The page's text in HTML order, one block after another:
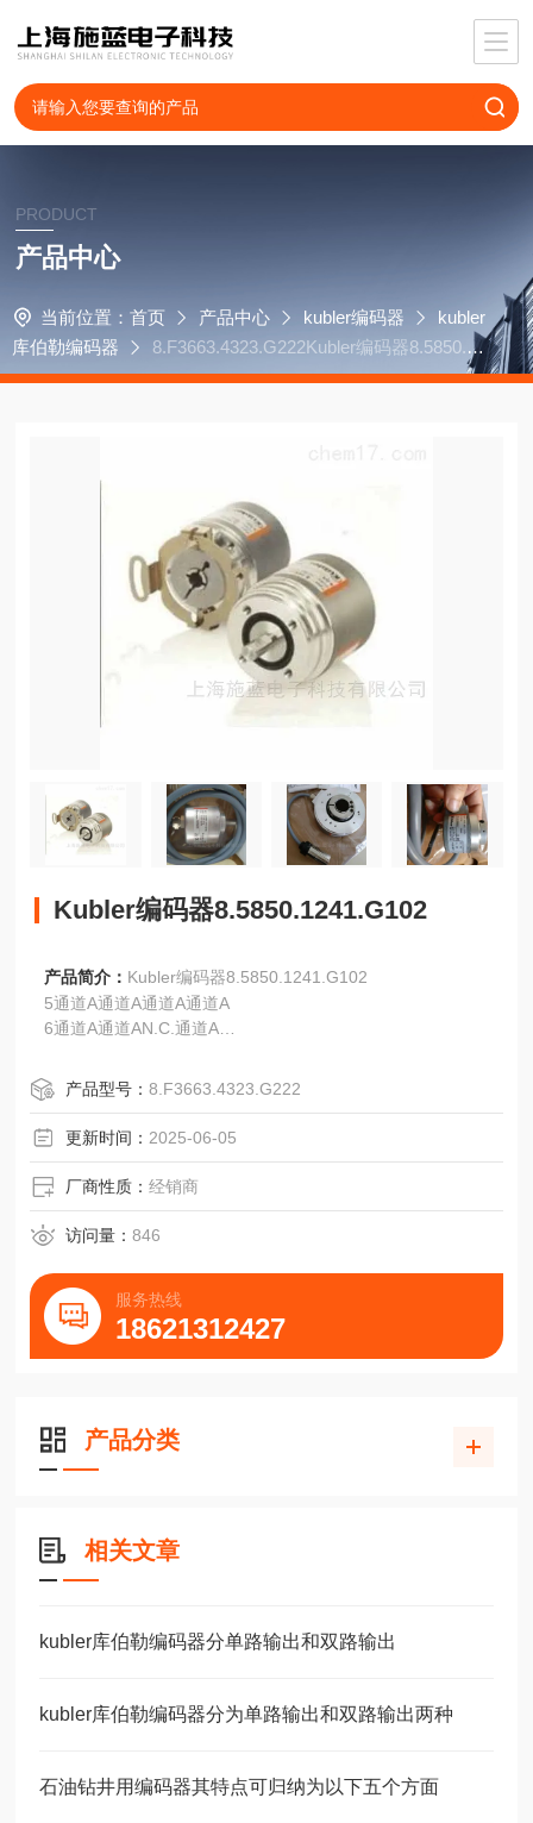
PRODUCT
产品中心
当前位置： 首页 产品中心 kubler编码器
kubler
库伯勒编码器
8.F3663.4323.G222Kubler编码器8.5850.12
41.G102
Kubler编码器8.5850.1241.G102
产品简介： Kubler编码器8.5850.1241.G102
5通道A通道A通道A通道A
6通道A通道AN.C.通道A
8通道B通道B通道B通道B
10GNDGNDGNDGND
11传感GNDN.C.N.C.N.C.
12直流5 V直流5/10 ~ 30 V直流10 ~ 30 V直流10 ~ 30 V
1 屏蔽，供带CONIN接头电缆使用。
电气连接
M23连接器(Conin)12脚
产品型号：8.F3663.4323.G222
更新时间： 2025-06-05
厂商性质：经销商
访问量：846
服务热线
18621312427
产品分类
相关文章
kubler库伯勒编码器分单路输出和双路输出
kubler库伯勒编码器分为单路输出和双路输出两种
石油钻井用编码器其特点可归纳为以下五个方面